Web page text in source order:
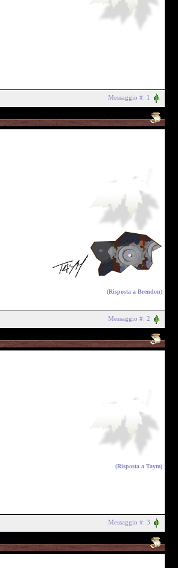
Messaggio #: 1
(Risposta a Brendon)
Messaggio #: 2
(Risposta a Taym)
Messaggio #: 3